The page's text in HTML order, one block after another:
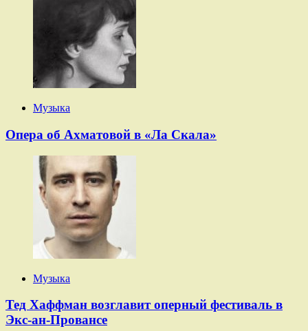
Музыка
Опера об Ахматовой в «Ла Скала»
Музыка
Тед Хаффман возглавит оперный фестиваль в
Экс-ан-Провансе